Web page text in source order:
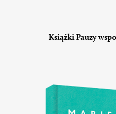
Książki Pauzy